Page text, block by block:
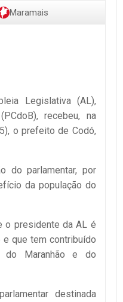
Maramais
Legislativa (AL),
recebeu, na
o prefeito de Codó,
do parlamentar, por
da população do
o presidente da AL é
que tem contribuído
do Maranhão e do
destinada